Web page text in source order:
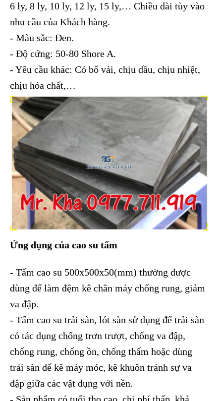
6 ly, 8 ly, 10 ly, 12 ly, 15 ly,… Chiều dài tùy vào
nhu cầu của Khách hàng.
- Màu sắc: Đen.
- Độ cứng: 50-80 Shore A.
- Yêu cầu khác: Có bố vải, chịu dầu, chịu nhiệt,
chịu hóa chất,…
Ứng dụng của cao su tấm
- Tấm cao su 500x500x50(mm) thường được
dùng để làm đệm kê chân máy chống rung, giảm
va đập.
- Tấm cao su trải sàn, lót sàn sử dụng để trải sàn
có tác dụng chống trơn trượt, chống va đập,
chống rung, chống ồn, chống thấm hoặc dùng
trải sàn để kê máy móc, kê khuôn tránh sự va
đập giữa các vật dụng với nền.